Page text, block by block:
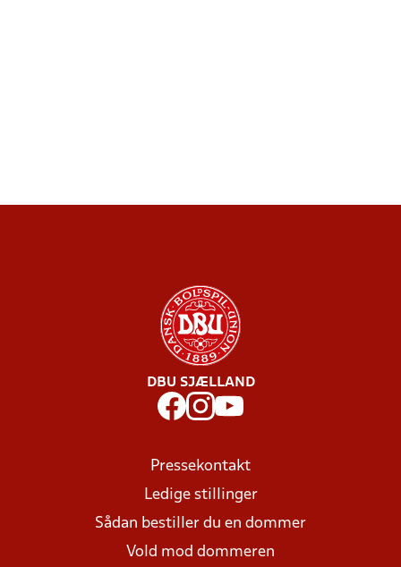
DBU SJÆLLAND
Pressekontakt
Ledige stillinger
Sådan bestiller du en dommer
Vold mod dommeren